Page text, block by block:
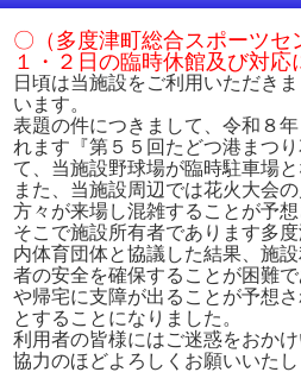
〇（多度津町総合スポーツセ
１・２日の臨時休館及び対応
日頃は当施設をご利用いただき
います。
表題の件につきまして、令和８
れます『第５５回たどつ港まつ
て、当施設野球場が臨時駐車場と
また、当施設周辺では花火大会
方々が来場し混雑することが予想
そこで施設所有者であります多
内体育団体と協議した結果、施
者の安全を確保することが困難
や帰宅に支障が出ることが予想
とすることになりました。
利用者の皆様にはご迷惑をおか
協力のほどよろしくお願いいた